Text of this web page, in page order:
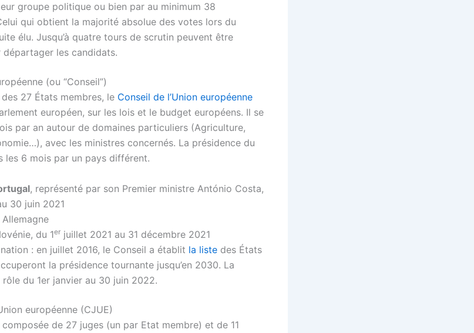
groupe politique ou bien par au minimum 38
qui obtient la majorité absolue des votes lors du
élu. Jusqu’à quatre tours de scrutin peuvent être
départager les candidats.
(ou “Conseil”)
27 États membres, le Conseil de l’Union européenne
européen, sur les lois et le budget européens. Il se
par an autour de domaines particuliers (Agriculture,
avec les ministres concernés. La présidence du
les 6 mois par un pays différent.
, représenté par son Premier ministre António Costa,
30 juin 2021
du 1er juillet 2021 au 31 décembre 2021
: en juillet 2016, le Conseil a établit la liste des États
la présidence tournante jusqu’en 2030. La
rôle du 1er janvier au 30 juin 2022.
européenne (CJUE)
de 27 juges (un par Etat membre) et de 11